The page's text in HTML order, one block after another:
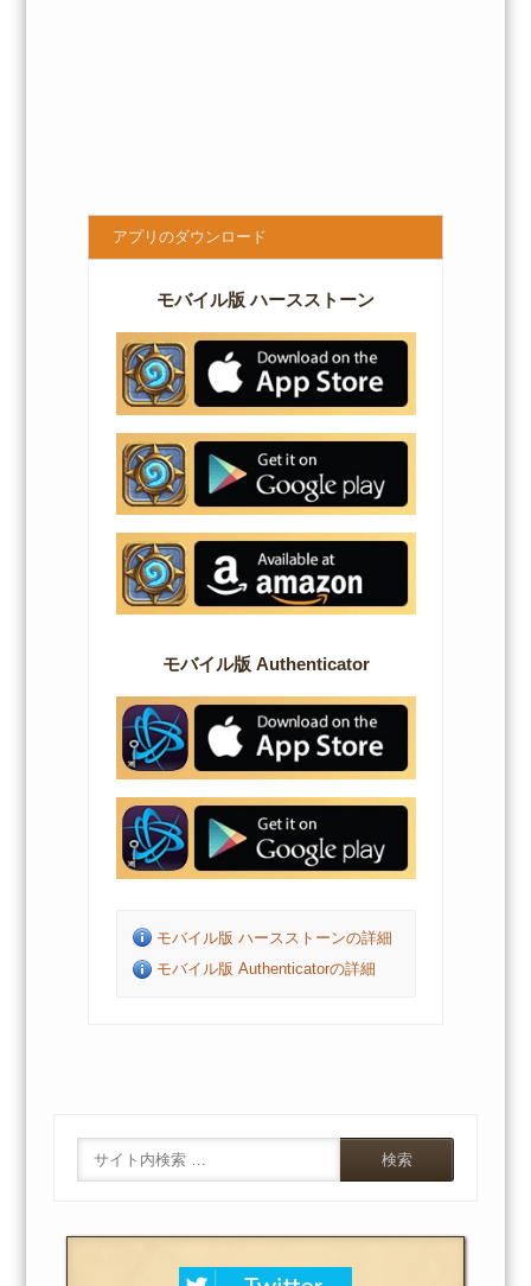
アプリのダウンロード
モバイル版 ハースストーン
モバイル版 Authenticator
モバイル版 ハースストーンの詳細
モバイル版 Authenticatorの詳細